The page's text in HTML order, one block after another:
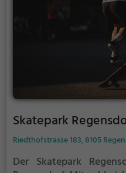
Skatepark
Riedthofstrasse 183, 8105
Der Skatepark